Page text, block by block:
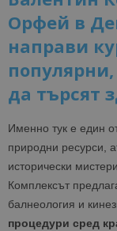
Орфей в
направи
да търсят
Именно тук е един
природни ресурси,
исторически
Комплексът
балнеология и
процедури сред